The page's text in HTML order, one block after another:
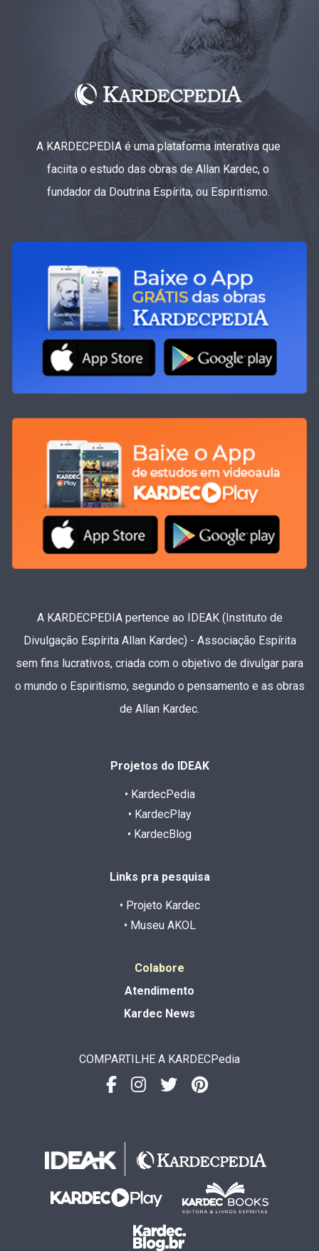
A KARDECPEDIA é uma plataforma interativa que
faciita o estudo das obras de Allan Kardec, o
fundador da Doutrina Espírita, ou Espiritismo.
A KARDECPEDIA pertence ao IDEAK (Instituto de
Divulgação Espírita Allan Kardec) - Associação Espírita
sem fins lucrativos, criada com o objetivo de divulgar para
o mundo o Espiritismo, segundo o pensamento e as obras
de Allan Kardec.
Projetos do IDEAK
• KardecPedia
• KardecPlay
• KardecBlog
Links pra pesquisa
• Projeto Kardec
• Museu AKOL
Colabore
Atendimento
Kardec News
COMPARTILHE A KARDECPedia